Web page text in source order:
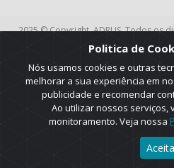
2025 © Copyright. ADRUS. Todos os
AGT
Politica de
Nós usamos cookies e outras
melhorar a sua experiência em
publicidade e recomendar
Ao utilizar nossos serviços,
monitoramento. Veja nossa